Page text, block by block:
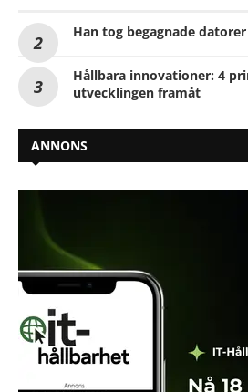
Han tog begagnade
Hållbara innovationer: 4
utvecklingen framåt
ANNONS